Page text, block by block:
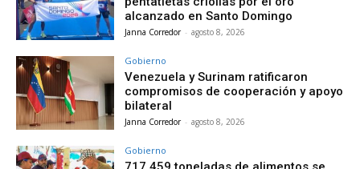
alcanzado en Santo Domingo
Janna Corredor - agosto 8, 2026
Gobierno
Venezuela y Surinam ratificaron
compromisos de cooperación y apoyo
bilateral
Janna Corredor - agosto 8, 2026
Gobierno